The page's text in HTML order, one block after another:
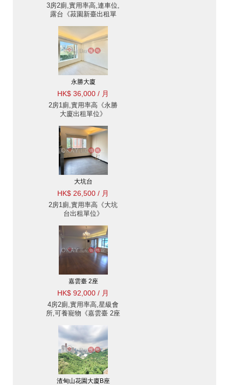
3房2廁,實用率高,連車位,
露台《菽園新臺出租單
永勝大廈
HK$ 36,000 / 月
2房1廁,實用率高《永勝
大廈出租單位》
大坑台
HK$ 26,500 / 月
2房1廁,實用率高《大坑
台出租單位》
嘉雲臺 2座
HK$ 92,000 / 月
4房2廁,實用率高,星級會
所,可養寵物《嘉雲臺 2座
渣甸山花園大廈B座